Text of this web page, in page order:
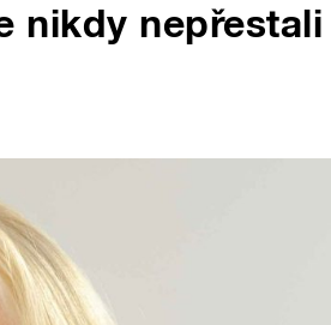
nikdy nepřestali